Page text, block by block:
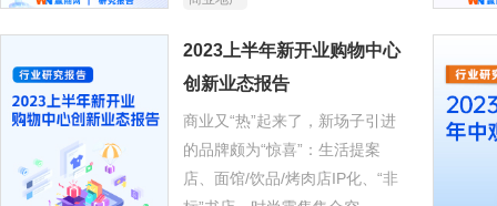
2023上半年新开业购物中心
创新业态报告
商业又“热”起来了，新场子引进
的品牌颇为“惊喜”：生活提案
店、面馆/饮品/烤肉店IP化、“非